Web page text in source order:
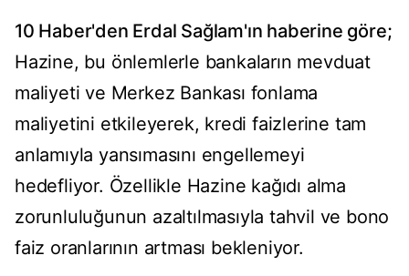
10 Haber'den Erdal Sağlam'ın haberine göre;
Hazine, bu önlemlerle bankaların mevduat
maliyeti ve Merkez Bankası fonlama
maliyetini etkileyerek, kredi faizlerine tam
anlamıyla yansımasını engellemeyi
hedefliyor. Özellikle Hazine kağıdı alma
zorunluluğunun azaltılmasıyla tahvil ve bono
faiz oranlarının artması bekleniyor.